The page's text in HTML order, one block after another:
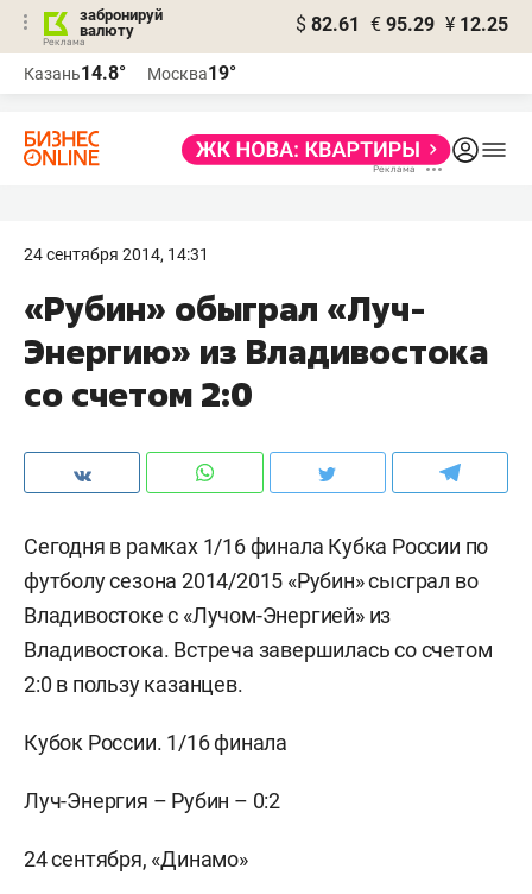
забронируй
валюту
$ 82.61 € 95.29 ¥ 12.25
Казань14.8° Москва19°
24 сентября 2014, 14:31
«Рубин» обыграл «Луч-
Энергию» из Владивостока
со счетом 2:0
Сегодня в рамках 1/16 финала Кубка России по
футболу сезона 2014/2015 «Рубин» сысграл во
Владивостоке с «Лучом-Энергией» из
Владивостока. Встреча завершилась со счетом
2:0 в пользу казанцев.
Кубок России. 1/16 финала
Луч-Энергия – Рубин – 0:2
24 сентября, «Динамо»